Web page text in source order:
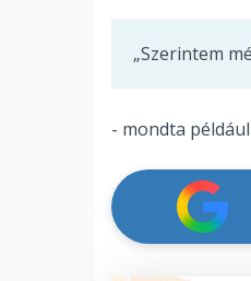
„Szerintem
- mondta